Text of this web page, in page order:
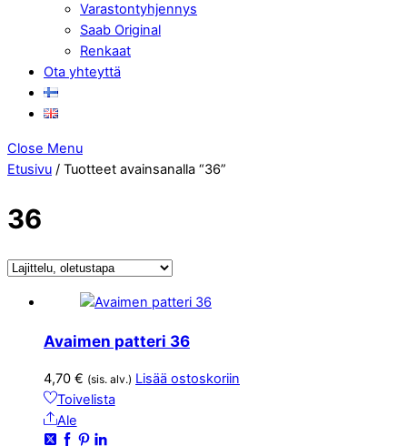
Varastontyhjennys
Saab Original
Renkaat
Ota yhteyttä
Close Menu
Etusivu / Tuotteet avainsanalla “36”
36
Avaimen patteri 36
4,70 € (sis. alv.) Lisää ostoskoriin
Toivelista
Ale